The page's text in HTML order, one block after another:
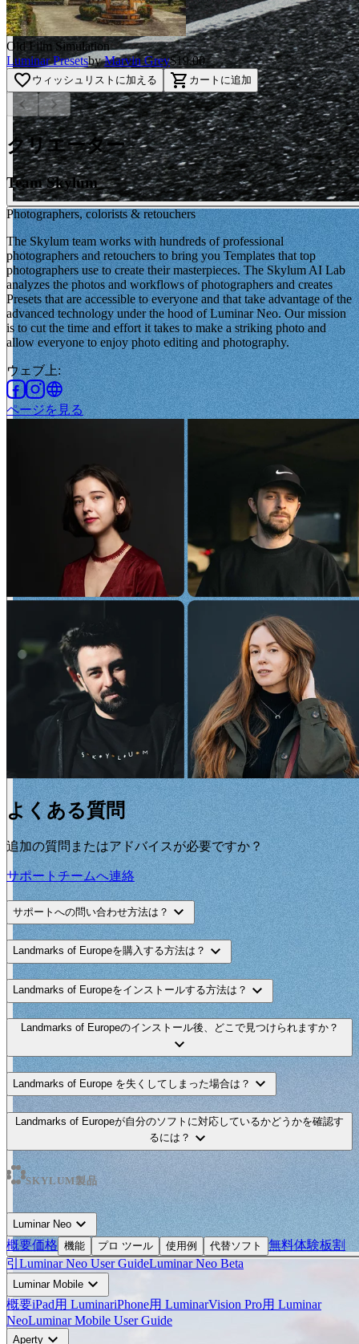
Old Film Simulation
Luminar Presetsby Marvin Grey$19.00
favorite_border ウィッシュリストに加える shopping_cart カートに追加
chevron_left chevron_right
クリエーター
Team Skylum
Photographers, colorists & retouchers
The Skylum team works with hundreds of professional
photographers and retouchers to bring you Templates that top
photographers use to create their masterpieces. The Skylum AI Lab
analyzes the photos and workflows of photographers and creates
Presets that are accessible to everyone and that take advantage of the
advanced technology under the hood of Luminar Neo. Our mission
is to cut the time and effort it takes to make a striking photo and
allow everyone to enjoy photo editing and photography.
ウェブ上:
ページを見る
よくある質問
追加の質問またはアドバイスが必要ですか？
サポートチームへ連絡
サポートへの問い合わせ方法は？ expand_more
Landmarks of Europeを購入する方法は？ expand_more
Landmarks of Europeをインストールする方法は？ expand_more
Landmarks of Europeのインストール後、どこで見つけられますか？
expand_more
Landmarks of Europe を失くしてしまった場合は？ expand_more
Landmarks of Europeが自分のソフトに対応しているかどうかを確認す
るには？ expand_more
SKYLUM製品
Luminar Neo expand_more
概要価格 機能 プロ ツール 使用例 代替ソフト 無料体験板割
引 Luminar Neo User GuideLuminar Neo Beta
Luminar Mobile expand_more
概要iPad用 LuminariPhone用 LuminarVision Pro用 Luminar
NeoLuminar Mobile User Guide
Aperty